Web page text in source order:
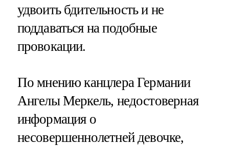
удвоить бдительность и не
поддаваться на подобные
провокации.
По мнению канцлера Германии
Ангелы Меркель, недостоверная
информация о
несовершеннолетней девочке,